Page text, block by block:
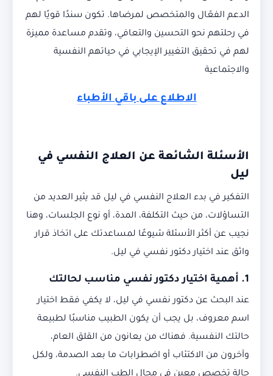
الدعم الفعّال والمتخصص لمرضاها. تكون سندًا قويًا لهم
في رحلتهم نحو التحسين والتعافي، وتقدم مساعدة مميزة
لهم في تحقيق التغيير الإيجابي في حياتهم النفسية
والاجتماعية
الاطلاع على باقي الأطباء
الأسئلة الشائعة عن العلاج النفسي في
ليل
التفكير في بدء العلاج النفسي في ليل قد يثير العديد من
التساؤلات، من حيث التكلفة، المدة، أو نوع الجلسات، وهنا
نجيب عن أكثر الأسئلة شيوعًا لمساعدتك على اتخاذ قرار
واثق عند اختيار دكتور نفسي في ليل.
1. أهمية اختيار دكتور نفسي مناسب لحالتك
عند البحث عن دكتور نفسي في ليل، لا يكفي فقط اختيار
اسم معروف، بل يجب أن يكون الطبيب مناسبًا لطبيعة
حالتك النفسية. فهناك من يعانون من القلق العام،
وآخرون من الاكتئاب أو اضطرابات ما بعد الصدمة، ولكل